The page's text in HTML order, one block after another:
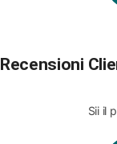
Recensioni
Sii il